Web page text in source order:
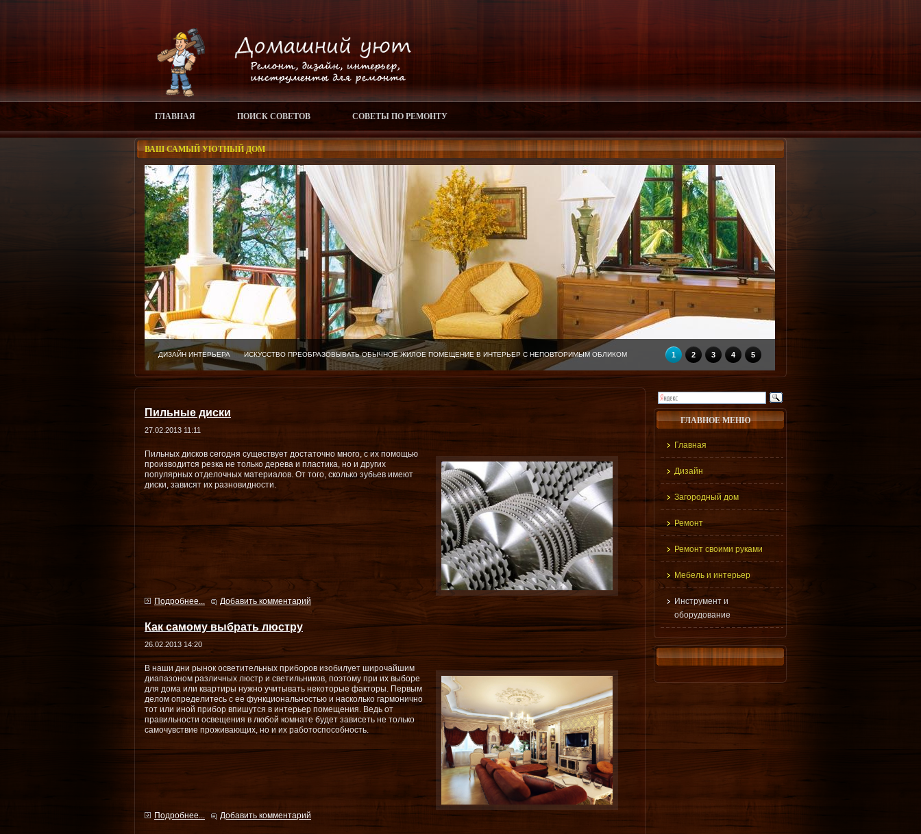
ГЛАВНАЯ ПОИСК СОВЕТОВ СОВЕТЫ ПО РЕМОНТУ
ВАШ САМЫЙ УЮТНЫЙ ДОМ
ДИЗАЙН ИНТЕРЬЕРА ИСКУССТВО ПРЕОБРАЗОВЫВАТЬ ОБЫЧНОЕ ЖИЛОЕ ПОМЕЩЕНИЕ В ИНТЕРЬЕР С НЕПОВТОРИМЫМ ОБЛИКОМ 1 2 3 4 5
Пильные диски
27.02.2013 11:11
Пильных дисков сегодня существует достаточно много, с их помощью
производится резка не только дерева и пластика, но и других
популярных отделочных материалов. От того, сколько зубьев имеют
диски, зависят их разновидности.
Подробнее... Добавить комментарий
Как самому выбрать люстру
26.02.2013 14:20
В наши дни рынок осветительных приборов изобилует широчайшим
диапазоном различных люстр и светильников, поэтому при их выборе
для дома или квартиры нужно учитывать некоторые факторы. Первым
делом определитесь с ее функциональностью и насколько гармонично
тот или иной прибор впишутся в интерьер помещения. Ведь от
правильности освещения в любой комнате будет зависеть не только
самочувствие проживающих, но и их работоспособность.
Подробнее... Добавить комментарий
ГЛАВНОЕ МЕНЮ
Главная
Дизайн
Загородный дом
Ремонт
Ремонт своими руками
Мебель и интерьер
Инструмент и
оборудование